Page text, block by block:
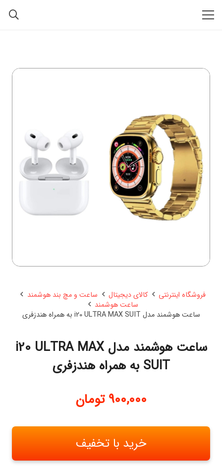
فروشگاه اینترنتی کالای دیجیتال
ساعت و مچ بند هوشمند
ساعت هوشمند
ساعت هوشمند مدل i20 ULTRA MAX SUIT به همراه هندزفری
ساعت هوشمند مدل i20 ULTRA MAX
SUIT به همراه هندزفری
900,000 تومان
خرید با تخفیف